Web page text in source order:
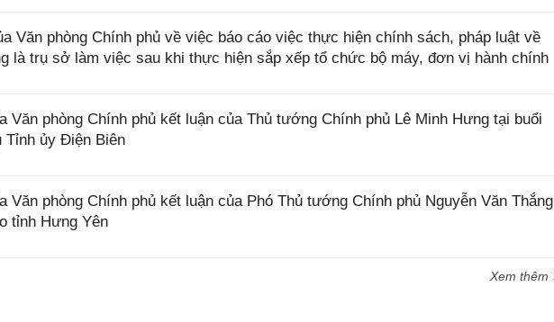
Văn phòng Chính phủ về việc báo cáo việc thực hiện chính sách, pháp luật về
là trụ sở làm việc sau khi thực hiện sắp xếp tổ chức bộ máy, đơn vị hành chính
Văn phòng Chính phủ kết luận của Thủ tướng Chính phủ Lê Minh Hưng tại buổi
ủy Điện Biên
Văn phòng Chính phủ kết luận của Phó Thủ tướng Chính phủ Nguyễn Văn Thắng
tỉnh Hưng Yên
Xem thêm